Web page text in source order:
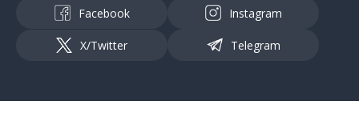
Facebook Instagram
X/Twitter Telegram